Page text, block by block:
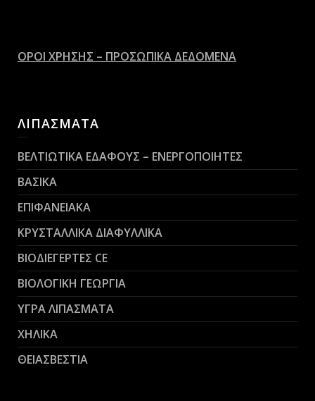
ΟΡΟΙ ΧΡΗΣΗΣ – ΠΡΟΣΩΠΙΚΑ ΔΕΔΟΜΕΝΑ
ΛΙΠΑΣΜΑΤΑ
ΒΕΛΤΙΩΤΙΚΑ ΕΔΑΦΟΥΣ – ΕΝΕΡΓΟΠΟΙΗΤΕΣ
ΒΑΣΙΚΑ
ΕΠΙΦΑΝΕΙΑΚΑ
ΚΡΥΣΤΑΛΛΙΚΑ ΔΙΑΦΥΛΛΙΚΑ
ΒΙΟΔΙΕΓΕΡΤΕΣ CE
ΒΙΟΛΟΓΙΚΗ ΓΕΩΡΓΙΑ
ΥΓΡΑ ΛΙΠΑΣΜΑΤΑ
ΧΗΛΙΚΑ
ΘΕΙΑΣΒΕΣΤΙΑ